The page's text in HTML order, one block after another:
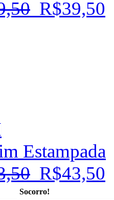
R$39,50
Estampada
R$43,50
Socorro!